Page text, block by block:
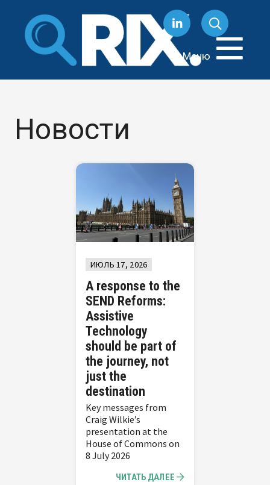
содержанию
Меню
Новости
ИЮЛЬ 17, 2026
A response to the
SEND Reforms:
Assistive
Technology
should be part of
the journey, not
just the
destination
Key messages from
Craig Wilkie’s
presentation at the
House of Commons on
8 July 2026
ЧИТАТЬ ДАЛЕЕ